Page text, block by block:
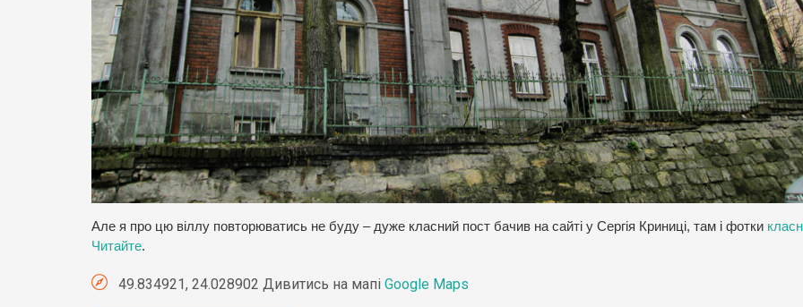
Але я про цю віллу повторюватись не буду – дуже класний пост бачив на сайті у Сергія Криниці, там і фотки
Читайте.
49.834921, 24.028902 Дивитись на мапі Google Maps